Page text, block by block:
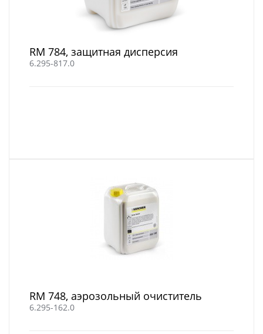
RM 784, защитная дисперсия
6.295-817.0
RM 748, аэрозольный очиститель
6.295-162.0